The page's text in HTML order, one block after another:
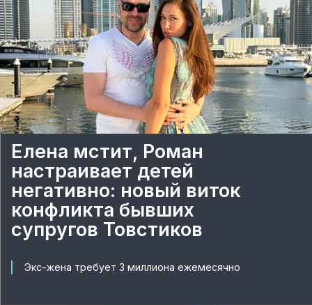
Елена мстит, Роман
настраивает детей
негативно: новый виток
конфликта бывших
супругов Товстиков
Экс-жена требует 3 миллиона ежемесячно